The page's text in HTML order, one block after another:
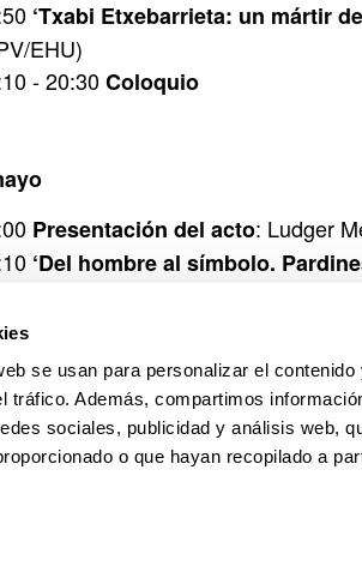
se usan para personalizar el
tráfico. Además, compartimos
sociales, publicidad y análisis web,
o que hayan recopilado a
‘Txabi Etxebarrieta: un mártir
EHU)
- 20:30Coloquio
Presentación del acto: Ludger
‘Del hombre al símbolo.
de Navarra)
“Las víctimas de ETA durante
- 20:30Coloquio